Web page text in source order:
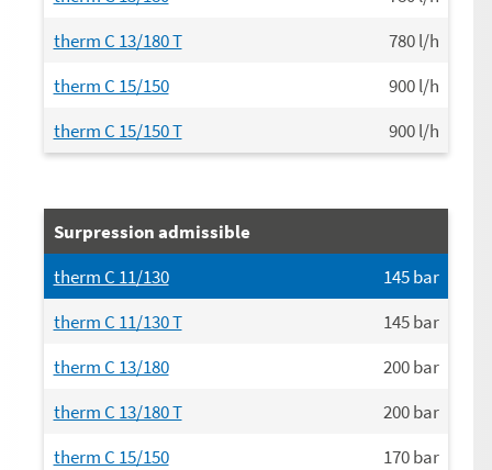
therm C 13/180 T
780l/h
therm C 15/150
900l/h
therm C 15/150 T
900l/h
Surpression admissible
therm C 11/130
145bar
therm C 11/130 T
145bar
therm C 13/180
200bar
therm C 13/180 T
200bar
therm C 15/150
170bar